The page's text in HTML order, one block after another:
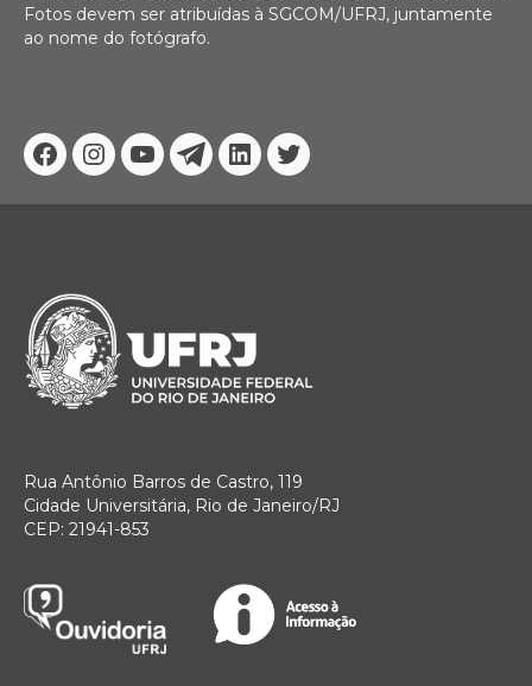
Facebook
Instagram
YoutubeTelegram
Linkedin
Twitter
Fotos devem ser atribuídas à SGCOM/UFRJ, juntamente
ao nome do fotógrafo.
Rua Antônio Barros de Castro, 119
Cidade Universitária, Rio de Janeiro/RJ
CEP: 21941-853